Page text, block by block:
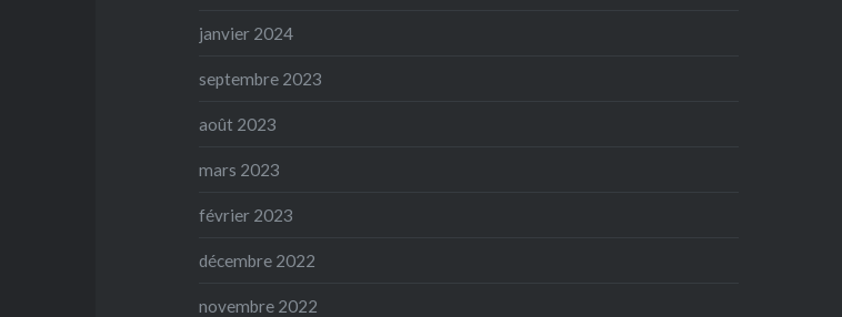
janvier 2024
septembre 2023
août 2023
mars 2023
février 2023
décembre 2022
novembre 2022